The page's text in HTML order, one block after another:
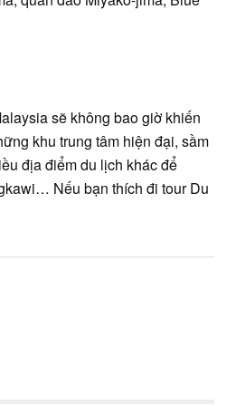
sẽ không bao giờ khiến
khu trung tâm hiện đại, sầm
địa điểm du lịch khác để
Nếu bạn thích đi tour Du